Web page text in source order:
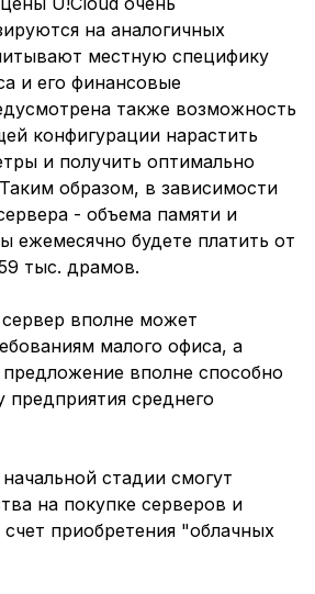
на аналогичных
местную специфику
и его финансовые
также возможность
конфигурации нарастить
и получить оптимально
образом, в зависимости
- объема памяти и
ежемесячно будете платить от
тыс. драмов.
вполне может
малого офиса, а
вполне способно
предприятия среднего
стадии смогут
на покупке серверов и
счет приобретения "облачных